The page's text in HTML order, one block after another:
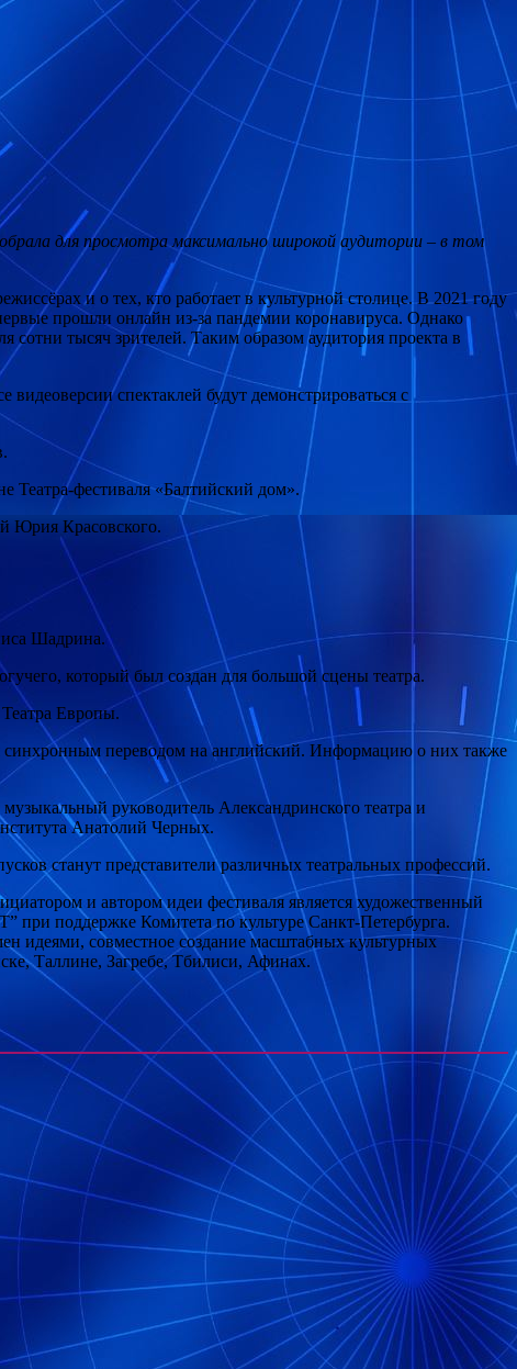
для просмотра максимально широкой аудитории – в том
и о тех, кто работает в культурной столице. В 2021 году
прошли онлайн из-за пандемии коронавируса. Однако
тысяч зрителей. Таким образом аудитория проекта в
спектаклей будут демонстрироваться с
Театра-фестиваля «Балтийский дом».
Юрия Красовского.
Шадрина.
который был создан для большой сцены театра.
Европы.
синхронным переводом на английский. Информацию о них также
руководитель Александринского театра и
Анатолий Черных.
станут представители различных театральных профессий.
и автором идеи фестиваля является художественный
поддержке Комитета по культуре Санкт-Петербурга.
идеями, совместное создание масштабных культурных
Таллине, Загребе, Тбилиси, Афинах.